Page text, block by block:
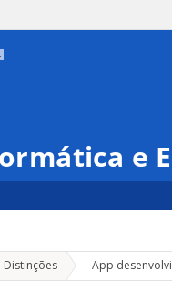
e
Distinções » App